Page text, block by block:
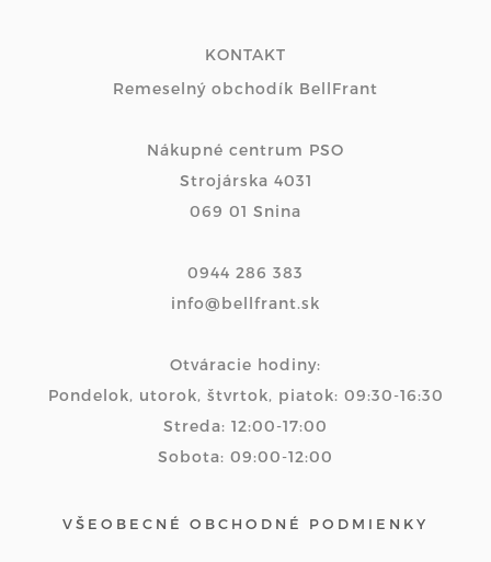
KONTAKT
Remeselný obchodík BellFrant
Nákupné centrum PSO
Strojárska 4031
069 01 Snina
0944 286 383
info@bellfrant.sk
Otváracie hodiny:
Pondelok, utorok, štvrtok, piatok: 09:30-16:30
Streda: 12:00-17:00
Sobota: 09:00-12:00
VŠEOBECNÉ OBCHODNÉ PODMIENKY